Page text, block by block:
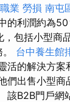
業 勞損 南屯
的利潤約為50
包括小型商
台中養生館
活的解決方案
們出售小型商
該B2B門戶網